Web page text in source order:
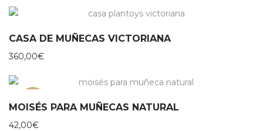
CASA DE MUÑECAS VICTORIANA
360,00€
MOISÉS PARA MUÑECAS NATURAL
42,00€